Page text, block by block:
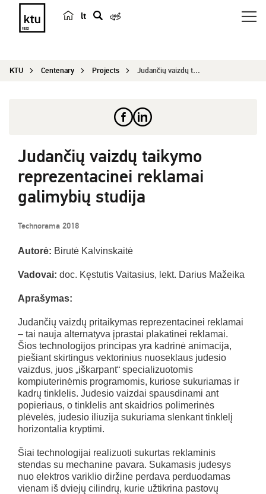
lt
KTU Centenary Projects Judančių vaizdų taikymo reprezentacinei reklamai...
Judančių vaizdų taikymo
reprezentacinei reklamai
galimybių studija
Technorama 2018
Autorė: Birutė Kalvinskaitė
Vadovai: doc. Kęstutis Vaitasius, lekt. Darius Mažeika
Aprašymas:
Judančių vaizdų pritaikymas reprezentacinei reklamai
– tai nauja alternatyva įprastai plakatinei reklamai.
Šios technologijos principas yra kadrinė animacija,
piešiant skirtingus vektorinius nuoseklaus judesio
vaizdus, juos „iškarpant“ specializuotomis
kompiuterinėmis programomis, kuriose sukuriamas ir
kadrų tinklelis. Judesio vaizdai spausdinami ant
popieriaus, o tinklelis ant skaidrios polimerinės
plėvelės, judesio iliuzija sukuriama slenkant tinklelį
horizontalia kryptimi.
Šiai technologijai realizuoti sukurtas reklaminis
stendas su mechanine pavara. Sukamasis judesys
nuo elektros variklio diržine perdava perduodamas
vienam iš dviejų cilindrų, kurie užtikrina pastovų